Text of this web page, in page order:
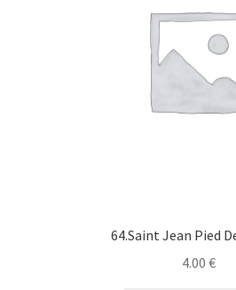
64.Saint Jean Pied
4.00 €